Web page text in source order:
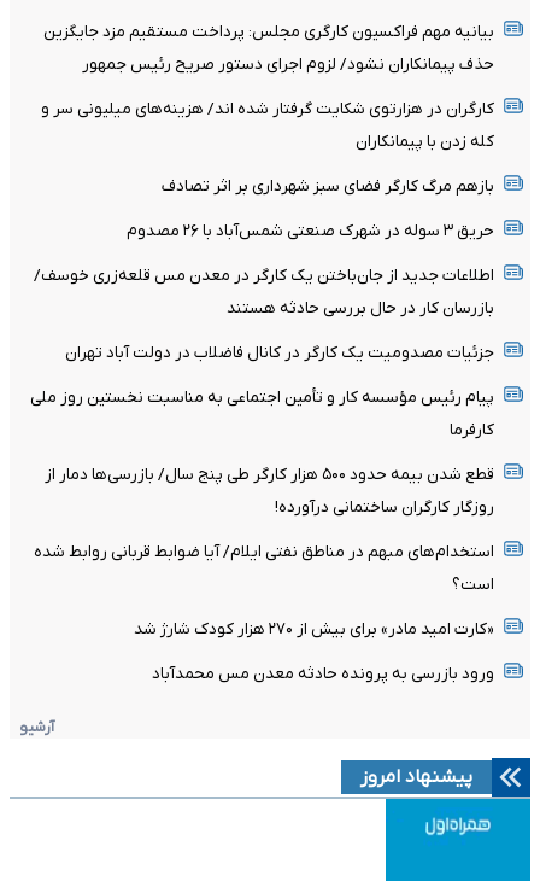
بیانیه مهم فراکسیون کارگری مجلس: پرداخت مستقیم مزد جایگزین
حذف پیمانکاران نشود/ لزوم اجرای دستور صریح رئیس جمهور
کارگران در هزارتوی شکایت گرفتار شده اند/ هزینه‌های میلیونی سر و
کله زدن با پیمانکاران
بازهم مرگ کارگر فضای سبز شهرداری بر اثر تصادف
حریق ۳ سوله در شهرک صنعتی شمس‌آباد با ۲۶ مصدوم
اطلاعات جدید از جان‌باختن یک کارگر در معدن مس قلعه‌زری خوسف/
بازرسان کار در حال بررسی حادثه هستند
جزئیات مصدومیت یک کارگر در کانال فاضلاب در دولت آباد تهران
پیام رئیس مؤسسه کار و تأمین اجتماعی به مناسبت نخستین روز ملی
کارفرما
قطع شدن بیمه حدود ۵۰۰ هزار کارگر طی پنج سال/ بازرسی‌ها دمار از
روزگار کارگران ساختمانی درآورده!
استخدام‌های مبهم در مناطق نفتی ایلام/ آیا ضوابط قربانی روابط شده
است؟
«کارت امید مادر» برای بیش از ۲۷۰ هزار کودک شارژ شد
ورود بازرسی به پرونده حادثه معدن مس محمدآباد
آرشیو
پیشنهاد امروز